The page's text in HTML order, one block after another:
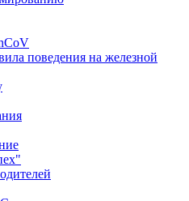
поведения на железной